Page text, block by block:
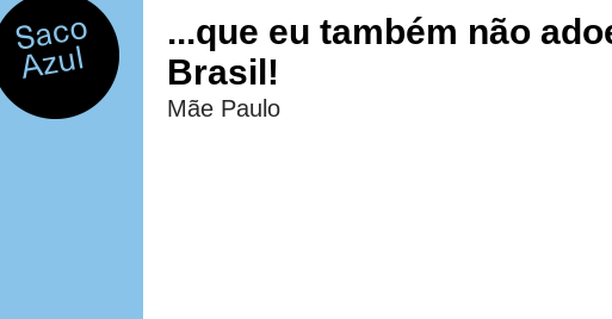
...que eu também não
Brasil!
Mãe Paulo